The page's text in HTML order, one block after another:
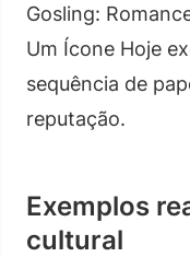
Gosling:
Um Ícone Hoje
sequência de
reputação.
Exemplos
cultural